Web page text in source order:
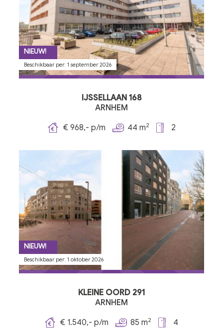
NIEUW!
Beschikbaar per: 1 september 2026
IJSSELLAAN 168
ARNHEM
€ 968,- p/m
44 m2 2
NIEUW!
Beschikbaar per: 1 oktober 2026
KLEINE OORD 291
ARNHEM
€ 1.540,- p/m
85 m2 4